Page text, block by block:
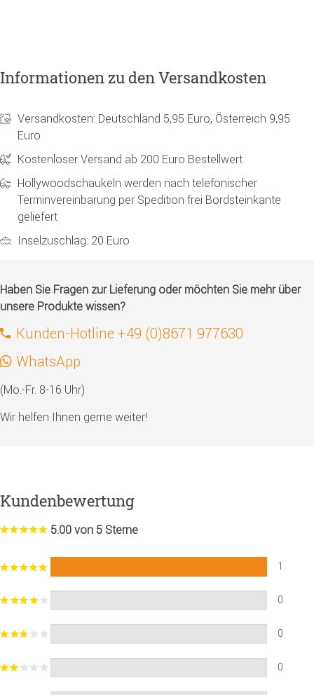
Informationen zu den Versandkosten
Versandkosten: Deutschland 5,95 Euro, Österreich 9,95
Euro
Kostenloser Versand ab 200 Euro Bestellwert
Hollywoodschaukeln werden nach telefonischer
Terminvereinbarung per Spedition frei Bordsteinkante
geliefert
Inselzuschlag: 20 Euro
Haben Sie Fragen zur Lieferung oder möchten Sie mehr über
unsere Produkte wissen?
Kunden-Hotline +49 (0)8671 977630
WhatsApp
(Mo.-Fr. 8-16 Uhr)
Wir helfen Ihnen gerne weiter!
Kundenbewertung
5.00 von 5 Sterne
1
0
0
0